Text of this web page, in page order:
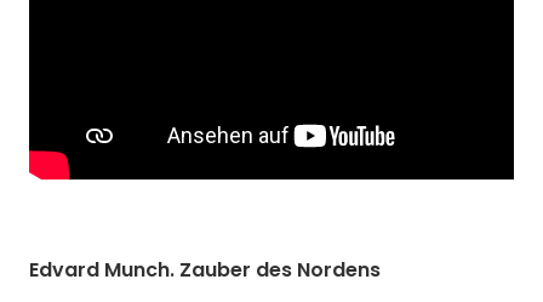
Edvard Munch. Zauber des Nordens